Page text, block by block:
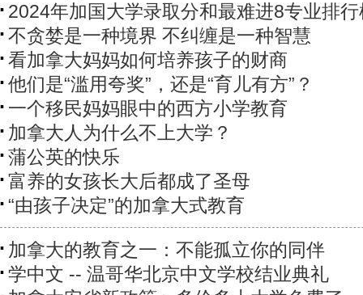
2024年加国大学录取分和最难进8专业排行
不贪婪是一种境界 不纠缠是一种智慧
看加拿大妈妈如何培养孩子的财商
他们是“滥用夸奖”，还是“育儿有方”？
一个移民妈妈眼中的西方小学教育
加拿大人为什么不上大学？
蒲公英的快乐
富养的女孩长大后都成了圣母
“由孩子决定”的加拿大式教育
加拿大的教育之一：不能孤立你的同伴
学中文 -- 温哥华北京中文学校结业典礼